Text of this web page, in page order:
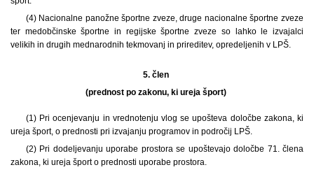
(4) Nacionalne panožne športne zveze, druge nacionalne športne zveze
ter medobčinske športne in regijske športne zveze so lahko le izvajalci
velikih in drugih mednarodnih tekmovanj in prireditev, opredeljenih v LPŠ.
5. člen
(prednost po zakonu, ki ureja šport)
(1) Pri ocenjevanju in vrednotenju vlog se upošteva določbe zakona, ki
ureja šport, o prednosti pri izvajanju programov in področij LPŠ.
(2) Pri dodeljevanju uporabe prostora se upoštevajo določbe 71. člena
zakona, ki ureja šport o prednosti uporabe prostora.